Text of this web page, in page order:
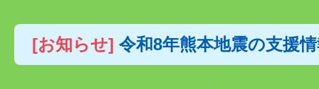
[お知らせ] 令和8年熊本地震の支援